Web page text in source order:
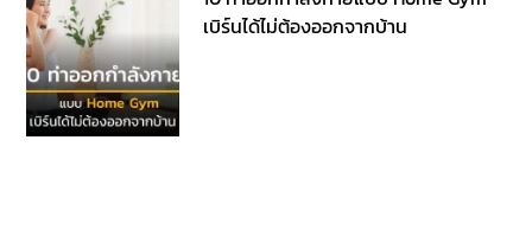
เบิร์นได้ไม่ต้องออกจากบ้าน